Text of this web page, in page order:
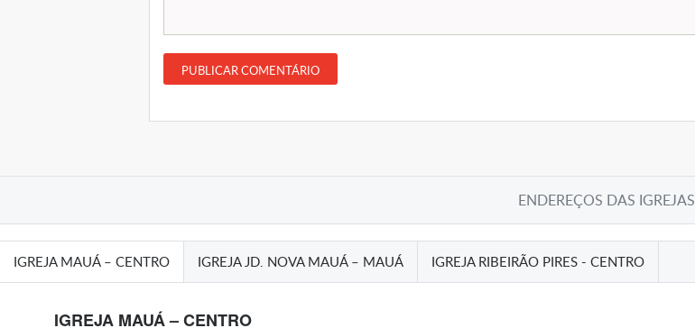
ENDEREÇOS DAS IGREJAS
IGREJA MAUÁ – CENTRO IGREJA JD. NOVA MAUÁ – MAUÁ IGREJA RIBEIRÃO PIRES - CENTRO
IGREJA MAUÁ – CENTRO